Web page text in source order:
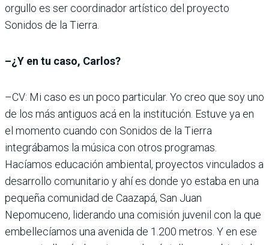
orgullo es ser coordinador artístico del proyecto
Sonidos de la Tierra.
–¿Y en tu caso, Carlos?
–CV: Mi caso es un poco particular. Yo creo que soy uno
de los más antiguos acá en la institución. Estuve ya en
el momento cuando con Sonidos de la Tierra
integrábamos la música con otros programas.
Hacíamos educación ambiental, proyectos vinculados a
desarrollo comunitario y ahí es donde yo estaba en una
pequeña comunidad de Caazapá, San Juan
Nepomuceno, liderando una comisión juvenil con la que
embellecíamos una avenida de 1.200 metros. Y en ese